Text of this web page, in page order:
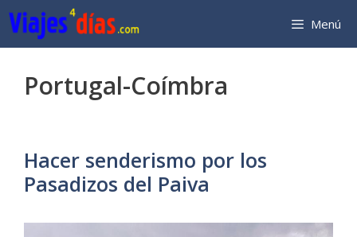
Saltar
al
contenido
Menú
Portugal-Coímbra
Hacer senderismo por los
Pasadizos del Paiva